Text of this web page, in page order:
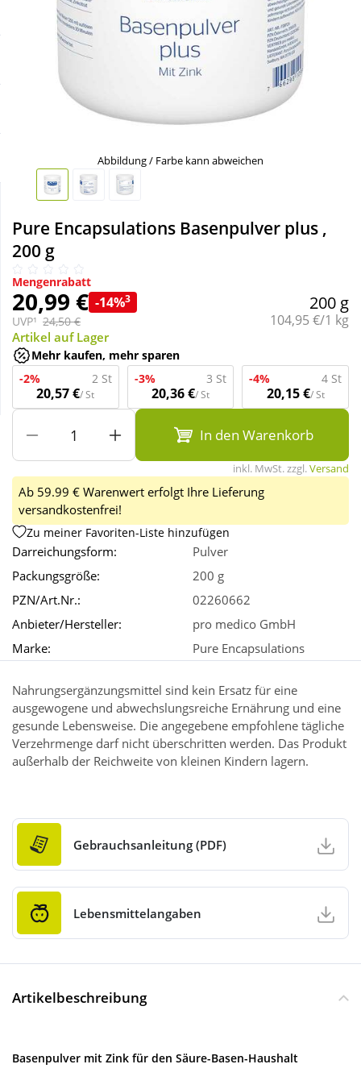
Schnäppchen
Täglich gut versorgt
Körperpflege & Kosmetik
Liebe & Erotik
Mutter & Kind
Nahrungsergänzung
Sanitätshaus
Sport & Fitness
Tierbedarf
Wellness
Abbildung / Farbe kann abweichen
Pure Encapsulations Basenpulver plus ,
200 g
Mengenrabatt
20,99 € -14%3
UVP¹ 24,50 €
200 g
Grundpreis:
104,95 €/1 kg
Artikel auf Lager
Mehr kaufen, mehr sparen
-2%
2 St
20,57 €/ St
-3% 3 St
20,36 €/ St
-4% 4 St
20,15 €/ St
In den Warenkorb
inkl. MwSt. zzgl.Versand
Ab 59.99 € Warenwert erfolgt Ihre Lieferung
versandkostenfrei!
Zu meiner Favoriten-Liste hinzufügen
Darreichungsform:
Pulver
Packungsgröße:
200 g
PZN/Art.Nr.:
02260662
Anbieter/Hersteller:
pro medico GmbH
Marke:
Pure Encapsulations
Nahrungsergänzungsmittel sind kein Ersatz für eine
ausgewogene und abwechslungsreiche Ernährung und eine
gesunde Lebensweise. Die angegebene empfohlene tägliche
Verzehrmenge darf nicht überschritten werden. Das Produkt
außerhalb der Reichweite von kleinen Kindern lagern.
Gebrauchsanleitung (PDF)
Lebensmittelangaben
Artikelbeschreibung
Basenpulver mit Zink für den Säure-Basen-Haushalt